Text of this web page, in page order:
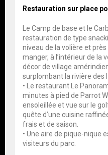
Restauration sur place
Le Camp de base et le
restauration de type
niveau de la volière et près
manger, à l’intérieur de la
décor de village
surplombant la rivière des
• Le restaurant Le
minutes à pied de Parrot
ensoleillée et vue sur le
quête d’une cuisine
frais et de saison.
• Une aire de pique-nique
visiteurs du parc.